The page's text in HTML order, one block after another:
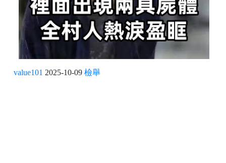
value101 2025-10-09 檢舉